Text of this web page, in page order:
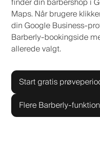
Maps. Når brugere
din Google Business-
Barberly-bookingside
allerede valgt.
Start gratis
Flere Barberly-